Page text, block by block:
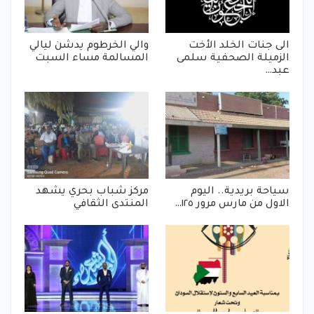
الى جنات الخلد الأخت
الزميلة الصحفية سلمى
عبد…
والي الخرطوم يدشن ليالي
المسالمة مساء السبت
سياحة بريدية.. اليوم
الاول من مارس مرور ١٢٥…
مركز شباب بحري يشهد
المنتدى الثقافي